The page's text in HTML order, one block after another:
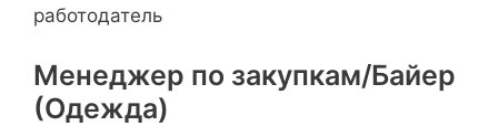
работодатель
Менеджер по закупкам/Байер
(Одежда)